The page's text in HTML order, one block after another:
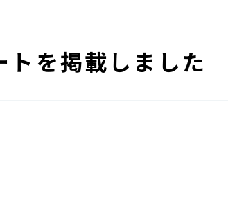
沿革
事業計画
国際協力現場体験学習
国関連事業
を掲載しました